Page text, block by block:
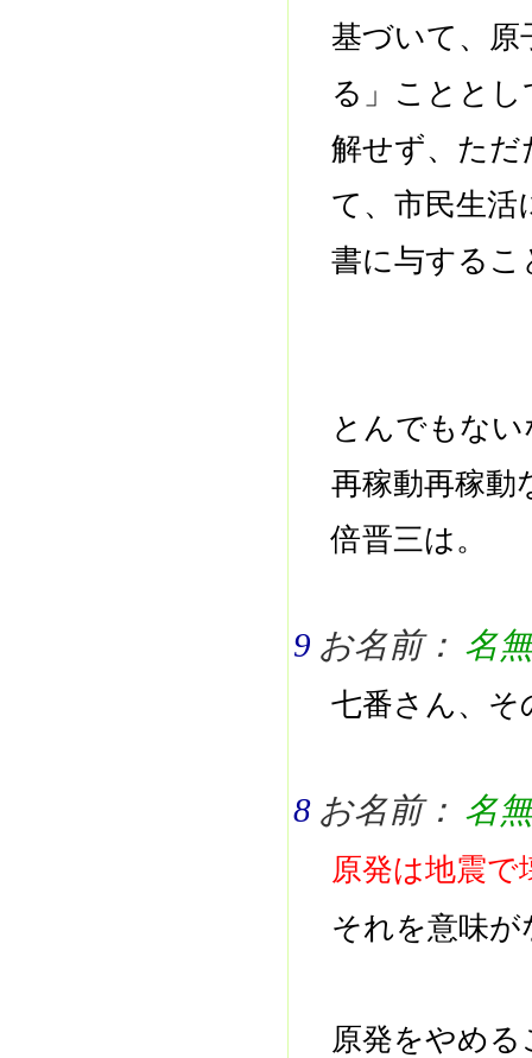
基づいて、原
る」ことと
解せず、ただ
て、市民生活
書に与する
とんでもな
再稼動再稼動
倍晋三は。
9 お名前： 名
七番さん、そ
8 お名前： 名
原発は地震で
それを意味
原発をやめ